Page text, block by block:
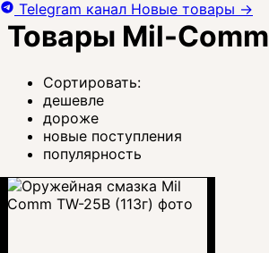
Товары Mil-Comm
Сортировать:
дешевле
дороже
новые поступления
популярность
Telegram канал Новые товары →